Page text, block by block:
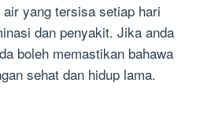
yang tersisa setiap hari
dan penyakit. Jika anda
boleh memastikan bahawa
sehat dan hidup lama.